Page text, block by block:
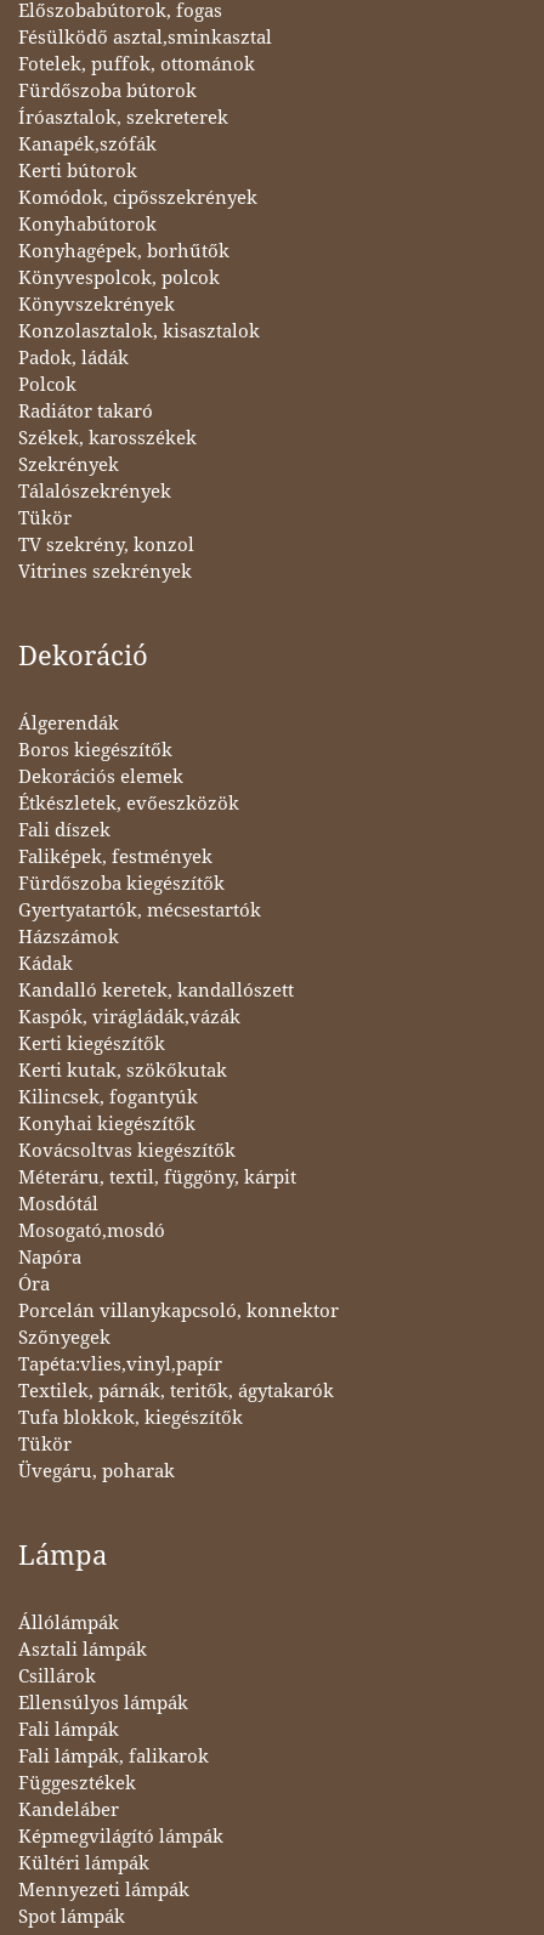
Előszobabútorok, fogas
Fésülködő asztal,sminkasztal
Fotelek, puffok, ottománok
Fürdőszoba bútorok
Íróasztalok, szekreterek
Kanapék,szófák
Kerti bútorok
Komódok, cipősszekrények
Konyhabútorok
Konyhagépek, borhűtők
Könyvespolcok, polcok
Könyvszekrények
Konzolasztalok, kisasztalok
Padok, ládák
Polcok
Radiátor takaró
Székek, karosszékek
Szekrények
Tálalószekrények
Tükör
TV szekrény, konzol
Vitrines szekrények
Dekoráció
Álgerendák
Boros kiegészítők
Dekorációs elemek
Étkészletek, evőeszközök
Fali díszek
Faliképek, festmények
Fürdőszoba kiegészítők
Gyertyatartók, mécsestartók
Házszámok
Kádak
Kandalló keretek, kandallószett
Kaspók, virágládák,vázák
Kerti kiegészítők
Kerti kutak, szökőkutak
Kilincsek, fogantyúk
Konyhai kiegészítők
Kovácsoltvas kiegészítők
Méteráru, textil, függöny, kárpit
Mosdótál
Mosogató,mosdó
Napóra
Óra
Porcelán villanykapcsoló, konnektor
Szőnyegek
Tapéta:vlies,vinyl,papír
Textilek, párnák, teritők, ágytakarók
Tufa blokkok, kiegészítők
Tükör
Üvegáru, poharak
Lámpa
Állólámpák
Asztali lámpák
Csillárok
Ellensúlyos lámpák
Fali lámpák
Fali lámpák, falikarok
Függesztékek
Kandeláber
Képmegvilágító lámpák
Kültéri lámpák
Mennyezeti lámpák
Spot lámpák